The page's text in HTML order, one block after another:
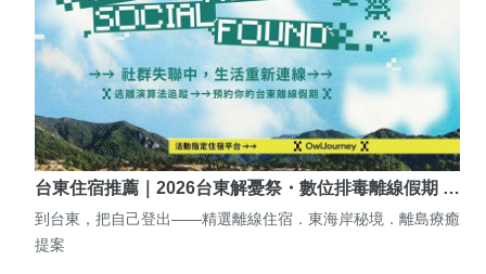
台東住宿推薦｜2026台東解憂祭・數位排毒離線假期 …
到台東，把自己登出——精選離線住宿．東海岸秘境．離島療癒
提案